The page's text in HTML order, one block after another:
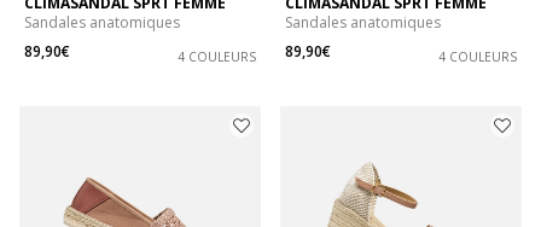
Sandales anatomiques
89,90€
4 COULEURS
Sandales anatomiques
89,90€
4 COULEURS